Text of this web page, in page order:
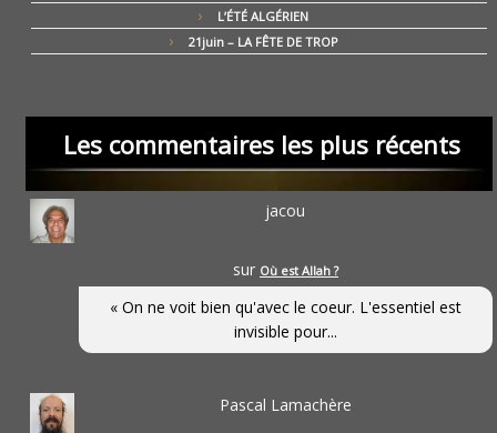
L’ÉTÉ ALGÉRIEN
21juin – LA FÊTE DE TROP
Les commentaires les plus récents
jacou
sur Où est Allah ?
« On ne voit bien qu'avec le coeur. L'essentiel est
invisible pour...
Pascal Lamachère